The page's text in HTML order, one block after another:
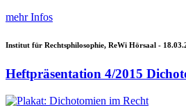
mehr Infos
Institut für Rechtsphilosophie, ReWi Hörsaal -
Heftpräsentation 4/2015